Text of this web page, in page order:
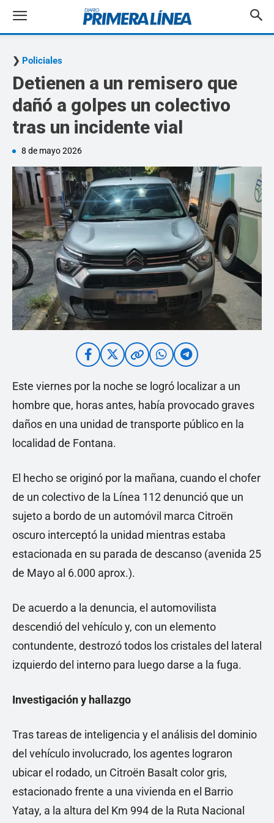
Policiales
Detienen a un remisero que
dañó a golpes un colectivo
tras un incidente vial
8 de mayo 2026
Este viernes por la noche se logró localizar a un
hombre que, horas antes, había provocado graves
daños en una unidad de transporte público en la
localidad de Fontana.
El hecho se originó por la mañana, cuando el chofer
de un colectivo de la Línea 112 denunció que un
sujeto a bordo de un automóvil marca Citroën
oscuro interceptó la unidad mientras estaba
estacionada en su parada de descanso (avenida 25
de Mayo al 6.000 aprox.).
De acuerdo a la denuncia, el automovilista
descendió del vehículo y, con un elemento
contundente, destrozó todos los cristales del lateral
izquierdo del interno para luego darse a la fuga.
Investigación y hallazgo
Tras tareas de inteligencia y el análisis del dominio
del vehículo involucrado, los agentes lograron
ubicar el rodado, un Citroën Basalt color gris,
estacionado frente a una vivienda en el Barrio
Yatay, a la altura del Km 994 de la Ruta Nacional